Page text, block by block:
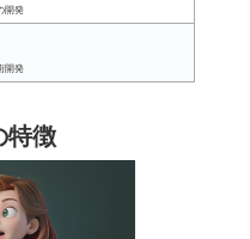
開発
開発
特徴